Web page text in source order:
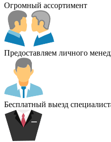
Огромный ассортимент
Предоставляем личного
Бесплатный выезд